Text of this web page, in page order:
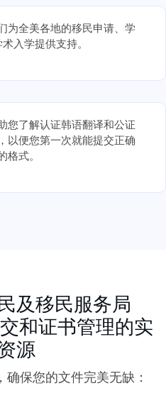
为全美各地的移民申请、学
入学提供支持。
您了解认证韩语翻译和公证
以便您第一次就能提交正确
格式。
及移民服务局
和证书管理的实
源
保您的文件完美无缺：